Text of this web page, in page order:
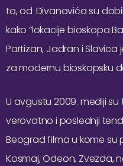
to, od Đivanovića su
kako “lokacije bioskopa
Partizan, Jadran i
za modernu bioskopsku
U avgustu 2009. mediji
verovatno i poslednji
Beograd filma u kome su
Kosmaj, Odeon, Zvezda,